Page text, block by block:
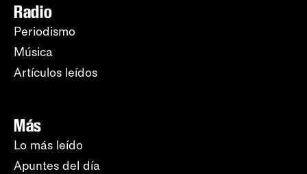
Radio
Periodismo
Música
Artículos leídos
Más
Lo más leído
Apuntes del día